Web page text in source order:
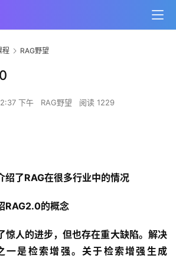
程 RAG野望
下午 RAG野望 阅读 1229
绍了RAG在很多行业中的情况
RAG2.0的概念
惊人的进步，但也存在重大缺陷。解决
一是检索增强。关于检索增强生成